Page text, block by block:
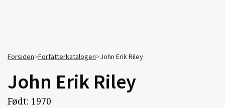
Forsiden>Forfatterkatalogen>John Erik Riley
John Erik Riley
Født: 1970